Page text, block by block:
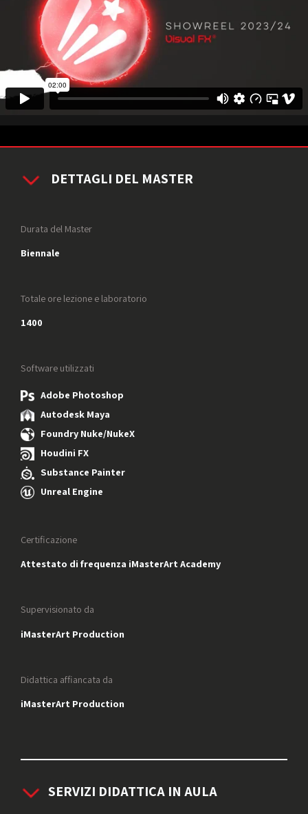
DETTAGLI DEL MASTER
Durata del Master
Biennale
Totale ore lezione e laboratorio
1400
Software utilizzati
Adobe Photoshop
Autodesk Maya
Foundry Nuke/NukeX
Houdini FX
Substance Painter
Unreal Engine
Certificazione
Attestato di frequenza iMasterArt Academy
Supervisionato da
iMasterArt Production
Didattica affiancata da
iMasterArt Production
SERVIZI DIDATTICA IN AULA